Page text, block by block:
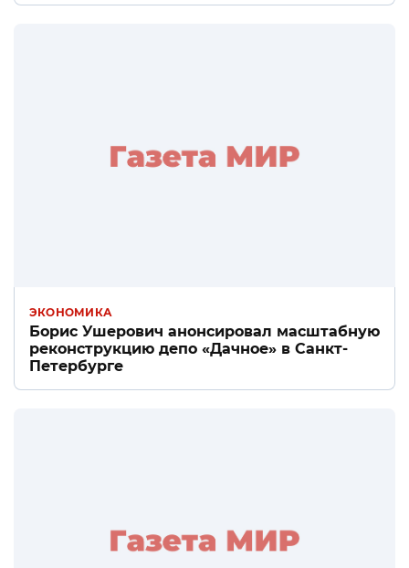
ЭКОНОМИКА
Борис Ушерович анонсировал масштабную
реконструкцию депо «Дачное» в Санкт-
Петербурге